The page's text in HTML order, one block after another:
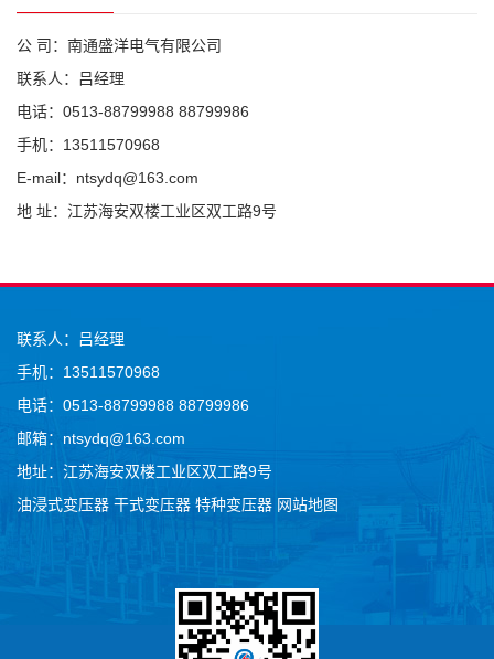
公 司：南通盛洋电气有限公司
联系人：吕经理
电话：0513-88799988 88799986
手机：13511570968
E-mail：ntsydq@163.com
地 址：江苏海安双楼工业区双工路9号
联系人：吕经理
手机：13511570968
电话：0513-88799988 88799986
邮箱：ntsydq@163.com
地址：江苏海安双楼工业区双工路9号
油浸式变压器 干式变压器 特种变压器 网站地图